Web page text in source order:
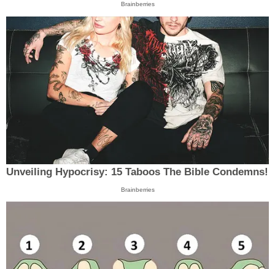
Brainberries
Unveiling Hypocrisy: 15 Taboos The Bible Condemns!
Brainberries